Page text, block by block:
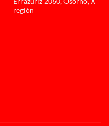
región